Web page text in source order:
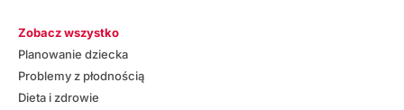
Zobacz wszystko
Planowanie dziecka
Problemy z płodnością
Dieta i zdrowie